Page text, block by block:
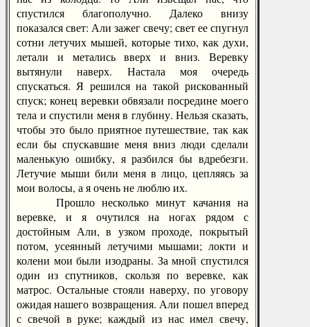
спустился благополучно. Далеко внизу
показался свет: Али зажег свечу; свет ее спугнул
сотни летучих мышей, которые тихо, как духи,
летали и метались вверх и вниз. Веревку
вытянули наверх. Настала моя очередь
спускаться. Я решился на такой рискованный
спуск; конец веревки обвязали посредине моего
тела и спустили меня в глубину. Нельзя сказать,
чтобы это было приятное путешествие, так как
если бы спускавшие меня вниз люди сделали
маленькую ошибку, я разбился бы вдребезги.
Летучие мыши били меня в лицо, цепляясь за
мои волосы, а я очень не люблю их.
Прошло несколько минут качания на
веревке, и я очутился на ногах рядом с
достойным Али, в узком проходе, покрытый
потом, усеянный летучими мышами; локти и
колени мои были изодраны. За мной спустился
один из спутников, скользя по веревке, как
матрос. Остальные стояли наверху, по уговору
ожидая нашего возвращения. Али пошел вперед
с свечой в руке; каждый из нас имел свечу,